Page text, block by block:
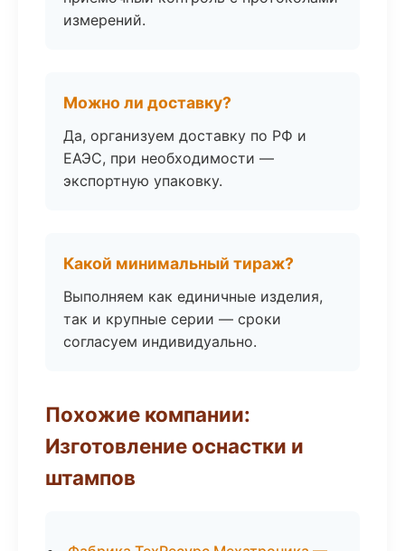
измерений.
Можно ли доставку?
Да, организуем доставку по РФ и
ЕАЭС, при необходимости —
экспортную упаковку.
Какой минимальный тираж?
Выполняем как единичные изделия,
так и крупные серии — сроки
согласуем индивидуально.
Похожие компании:
Изготовление оснастки и
штампов